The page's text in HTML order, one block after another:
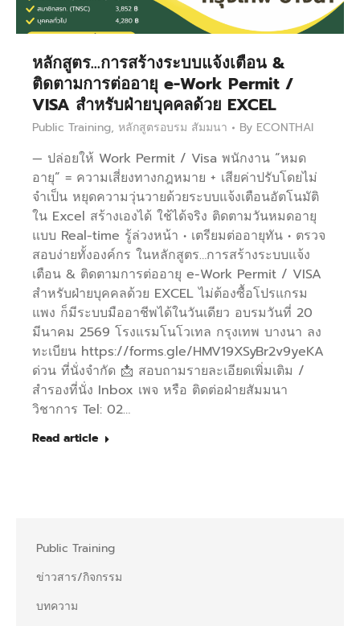
หลักสูตร…การสร้างระบบแจ้งเตือน &
ติดตามการต่ออายุ e-Work Permit /
VISA สำหรับฝ่ายบุคคลด้วย EXCEL
Public Training, หลักสูตรอบรม สัมมนา By ECONTHAI
— ปล่อยให้ Work Permit / Visa พนักงาน “หมด
อายุ” = ความเสี่ยงทางกฎหมาย + เสียค่าปรับโดยไม่
จำเป็น หยุดความวุ่นวายด้วยระบบแจ้งเตือนอัตโนมัติ
ใน Excel สร้างเองได้ ใช้ได้จริง ติดตามวันหมดอายุ
แบบ Real-time รู้ล่วงหน้า • เตรียมต่ออายุทัน • ตรวจ
สอบง่ายทั้งองค์กร ในหลักสูตร…การสร้างระบบแจ้ง
เตือน & ติดตามการต่ออายุ e-Work Permit / VISA
สำหรับฝ่ายบุคคลด้วย EXCEL ไม่ต้องซื้อโปรแกรม
แพง ก็มีระบบมืออาชีพได้ในวันเดียว อบรมวันที่ 20
มีนาคม 2569 โรงแรมโนโวเทล กรุงเทพ บางนา ลง
ทะเบียน https://forms.gle/HMV19XSyBr2v9yeKA
ด่วน ที่นั่งจำกัด 📩 สอบถามรายละเอียดเพิ่มเติม /
สำรองที่นั่ง Inbox เพจ หรือ ติดต่อฝ่ายสัมมนา
วิชาการ Tel: 02…
Read article
Public Training
ข่าวสาร/กิจกรรม
บทความ